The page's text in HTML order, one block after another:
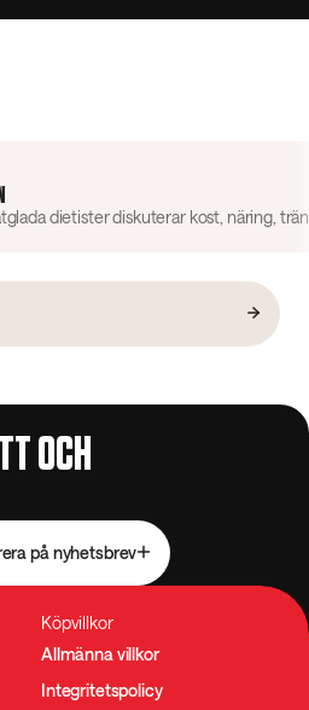
OCH
på nyhetsbrev
Köpvillkor
Allmänna villkor
Integritetspolicy